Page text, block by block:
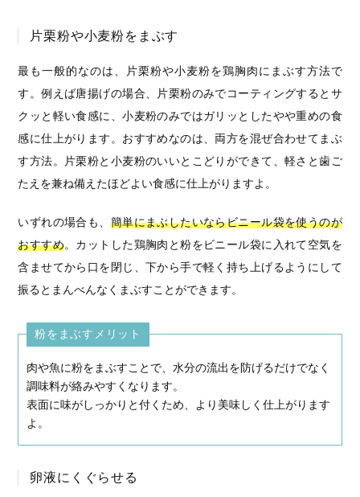
片栗粉や小麦粉をまぶす
最も一般的なのは、片栗粉や小麦粉を鶏胸肉にまぶす方法で
す。例えば唐揚げの場合、片栗粉のみでコーティングするとサ
クッと軽い食感に、小麦粉のみではガリッとしたやや重めの食
感に仕上がります。おすすめなのは、両方を混ぜ合わせてまぶ
す方法。片栗粉と小麦粉のいいとこどりができて、軽さと歯ご
たえを兼ね備えたほどよい食感に仕上がりますよ。
いずれの場合も、 簡単にまぶしたいならビニール袋を使うのが
おすすめ。カットした鶏胸肉と粉をビニール袋に入れて空気を
含ませてから口を閉じ、下から手で軽く持ち上げるようにして
振るとまんべんなくまぶすことができます。
粉をまぶすメリット
肉や魚に粉をまぶすことで、水分の流出を防げるだけでなく
調味料が絡みやすくなります。
表面に味がしっかりと付くため、より美味しく仕上がります
よ。
卵液にくぐらせる